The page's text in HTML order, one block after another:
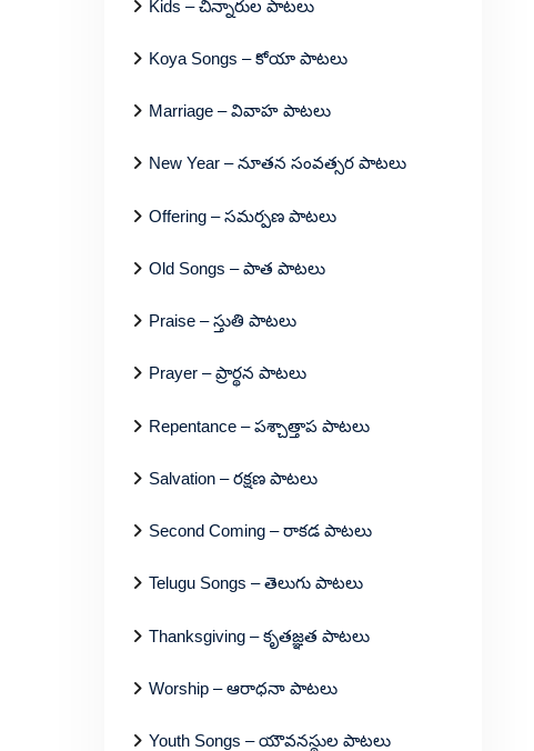
Kids – చిన్నారుల పాటలు
Koya Songs – కోయా పాటలు
Marriage – వివాహ పాటలు
New Year – నూతన సంవత్సర పాటలు
Offering – సమర్పణ పాటలు
Old Songs – పాత పాటలు
Praise – స్తుతి పాటలు
Prayer – ప్రార్థన పాటలు
Repentance – పశ్చాత్తాప పాటలు
Salvation – రక్షణ పాటలు
Second Coming – రాకడ పాటలు
Telugu Songs – తెలుగు పాటలు
Thanksgiving – కృతజ్ఞత పాటలు
Worship – ఆరాధనా పాటలు
Youth Songs – యౌవనస్థుల పాటలు